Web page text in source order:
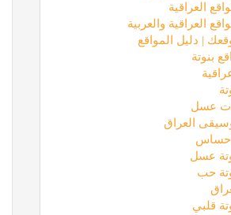
العراقية
العراقية والعربية
| دليل المواقع
بنوتة
عسل
العراق
عسل
حب
قلبي